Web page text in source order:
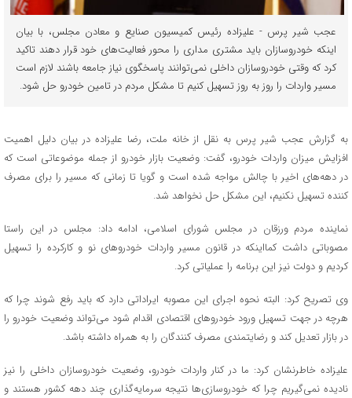
عجب شیر پرس - علیزاده رئیس کمیسیون صنایع و معادن مجلس، با بیان
اینکه خودروسازان باید مشتری مداری را محور فعالیت‌های خود قرار دهند تاکید
کرد که وقتی خودروسازان داخلی نمی‌توانند پاسخگوی نیاز جامعه باشند لازم است
مسیر واردات را روز به روز تسهیل کنیم تا مشکل مردم در تامین خودرو حل شود.
به گزارش عجب شیر پرس به نقل از خانه ملت، رضا علیزاده در بیان دلیل اهمیت
افزایش میزان واردات خودرو، گفت: وضعیت بازار خودرو از جمله موضوعاتی است که
در دهه‌های اخیر با چالش مواجه شده است و گویا تا زمانی که مسیر را برای مصرف
کننده تسهیل نکنیم، این مشکل حل نخواهد شد.
نماینده مردم ورزقان در مجلس شورای اسلامی، ادامه داد: مجلس در این راستا
مصوباتی داشت کمااینکه در قانون مسیر واردات خودروهای نو و کارکرده را تسهیل
کردیم و دولت نیز این برنامه را عملیاتی کرد.
وی تصریح کرد: البته نحوه اجرای این مصوبه ایراداتی دارد که باید رفع شوند چرا که
هرچه در جهت تسهیل ورود خودروهای اقتصادی اقدام شود می‌تواند وضعیت خودرو را
در بازار تعدیل کند و رضایتمندی مصرف کنندگان را به همراه داشته باشد.
علیزاده خاطرنشان کرد: ما در کنار واردات خودرو، وضعیت خودروسازان داخلی را نیز
نادیده نمی‌گیریم چرا که خودروسازی‌ها نتیجه سرمایه‌گذاری چند دهه کشور هستند و